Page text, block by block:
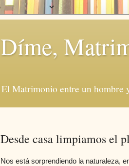
Díme,
El Matrimonio entre un hombre
Desde casa limpiamos el
Nos está sorprendiendo la naturaleza,